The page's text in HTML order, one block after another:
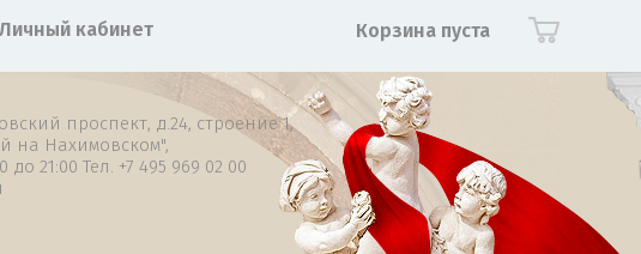
Личный кабинет Корзина пуста
проспект, д.24, строение 1,
на Нахимовском",
21:00 Тел. +7 495 969 02 00